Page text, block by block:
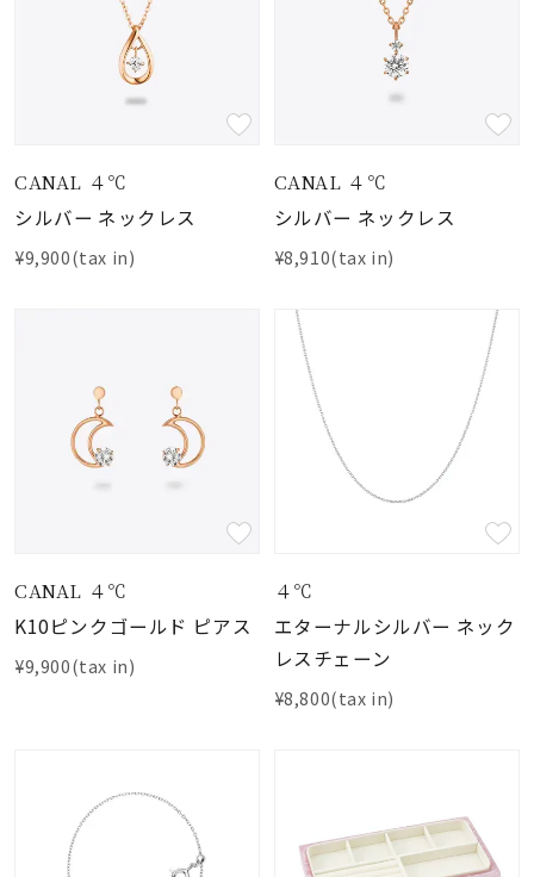
CANAL ４℃
シルバー ネックレス
¥9,900(tax in)
CANAL ４℃
シルバー ネックレス
¥8,910(tax in)
CANAL ４℃
K10ピンクゴールド ピアス
¥9,900(tax in)
４℃
エターナルシルバー ネック
レスチェーン
¥8,800(tax in)